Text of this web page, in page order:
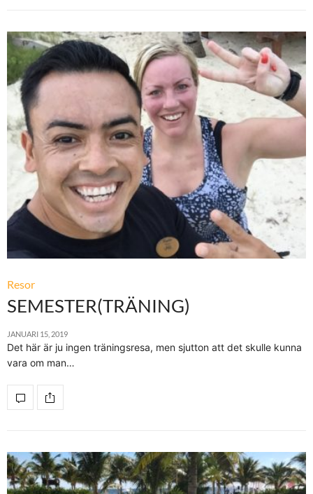
Resor
SEMESTER(TRÄNING)
JANUARI 15, 2019
Det här är ju ingen träningsresa, men sjutton att det skulle kunna
vara om man…